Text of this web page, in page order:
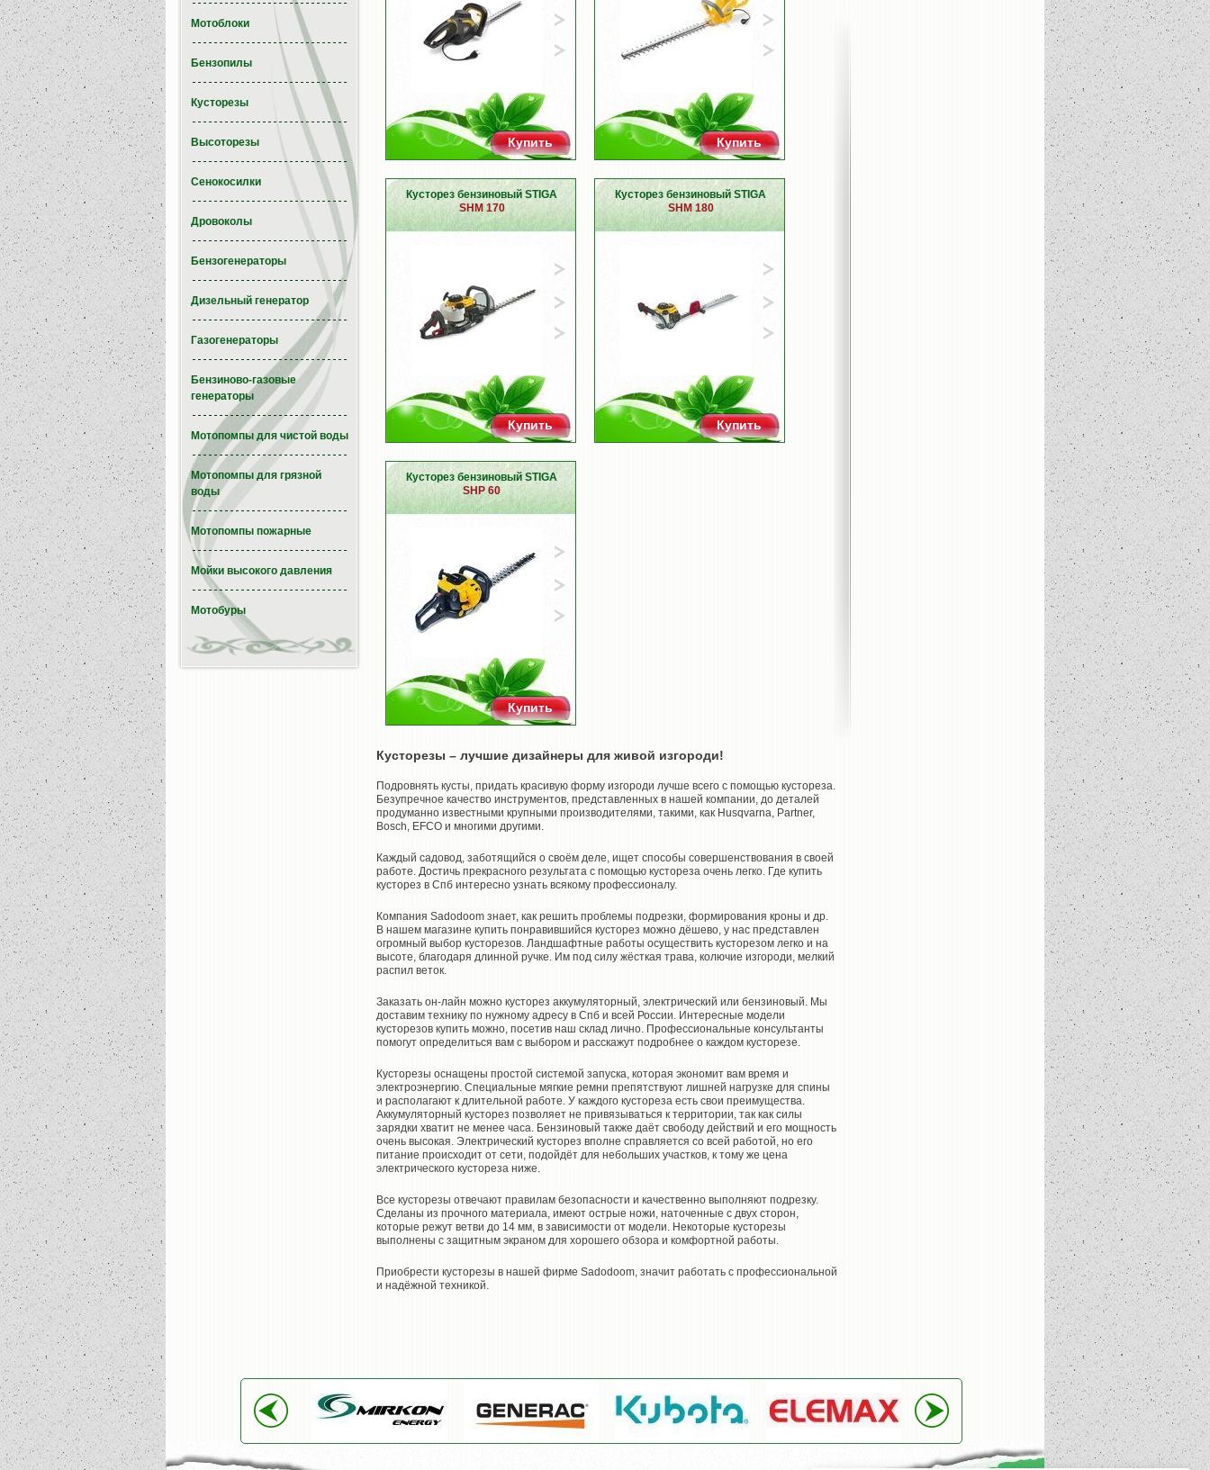
Купить Купить
Кусторез бензиновый STIGA
SHM 170
Купить
Кусторез бензиновый STIGA
SHM 180
Купить
Кусторез бензиновый STIGA
SHP 60
Купить
Кусторезы – лучшие дизайнеры для живой изгороди!
Подровнять кусты, придать красивую форму изгороди лучше всего с помощью кустореза.
Безупречное качество инструментов, представленных в нашей компании, до деталей
продуманно известными крупными производителями, такими, как Husqvarna, Partner,
Bosch, EFCO и многими другими.
Каждый садовод, заботящийся о своём деле, ищет способы совершенствования в своей
работе. Достичь прекрасного результата с помощью кустореза очень легко. Где купить
кусторез в Спб интересно узнать всякому профессионалу.
Компания Sadodoom знает, как решить проблемы подрезки, формирования кроны и др.
В нашем магазине купить понравившийся кусторез можно дёшево, у нас представлен
огромный выбор кусторезов. Ландшафтные работы осуществить кусторезом легко и на
высоте, благодаря длинной ручке. Им под силу жёсткая трава, колючие изгороди, мелкий
распил веток.
Заказать он-лайн можно кусторез аккумуляторный, электрический или бензиновый. Мы
доставим технику по нужному адресу в Спб и всей России. Интересные модели
кусторезов купить можно, посетив наш склад лично. Профессиональные консультанты
помогут определиться вам с выбором и расскажут подробнее о каждом кусторезе.
Кусторезы оснащены простой системой запуска, которая экономит вам время и
электроэнергию. Специальные мягкие ремни препятствуют лишней нагрузке для спины
и располагают к длительной работе. У каждого кустореза есть свои преимущества.
Аккумуляторный кусторез позволяет не привязываться к территории, так как силы
зарядки хватит не менее часа. Бензиновый также даёт свободу действий и его мощность
очень высокая. Электрический кусторез вполне справляется со всей работой, но его
питание происходит от сети, подойдёт для небольших участков, к тому же цена
электрического кустореза ниже.
Все кусторезы отвечают правилам безопасности и качественно выполняют подрезку.
Сделаны из прочного материала, имеют острые ножи, наточенные с двух сторон,
которые режут ветви до 14 мм, в зависимости от модели. Некоторые кусторезы
выполнены с защитным экраном для хорошего обзора и комфортной работы.
Приобрести кусторезы в нашей фирме Sadodoom, значит работать с профессиональной
и надёжной техникой.
Мотоблоки
Бензопилы
Кусторезы
Высоторезы
Сенокосилки
Дровоколы
Бензогенераторы
Дизельный генератор
Газогенераторы
Бензиново-газовые
генераторы
Мотопомпы для чистой воды
Мотопомпы для грязной
воды
Мотопомпы пожарные
Мойки высокого давления
Мотобуры